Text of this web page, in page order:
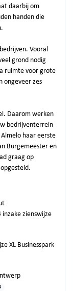
daarbij om
handen die
Vooral
grond nodig
ruimte voor grote
ongeveer zes
Daarom werken
bedrijventerrein
haar eerste
Burgemeester en
graag op
zienswijze
XL Businesspark